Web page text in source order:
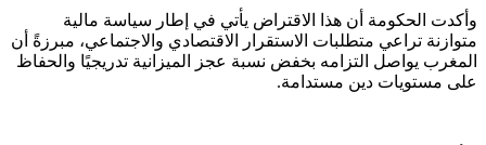
وأكدت الحكومة أن هذا الاقتراض يأتي في إطار سياسة مالية
متوازنة تراعي متطلبات الاستقرار الاقتصادي والاجتماعي، مبرزةً أن
المغرب يواصل التزامه بخفض نسبة عجز الميزانية تدريجيًا والحفاظ
على مستويات دين مستدامة.